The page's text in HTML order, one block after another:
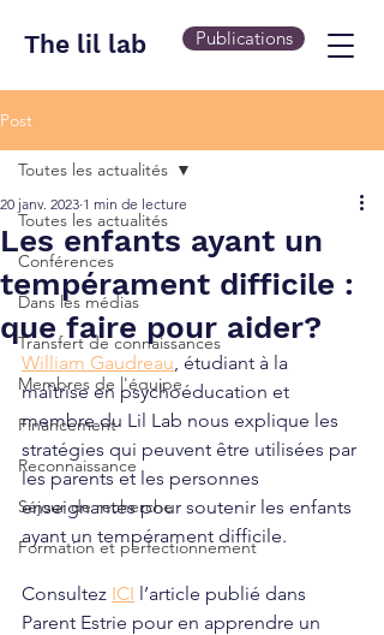
The lil lab Publications
Post
Toutes les actualités
Conférences
Dans les médias
Transfert de connaissances
Membres de l'équipe
Financement
Reconnaissance
Séjour de recherche
Formation et perfectionnement
Toutes les actualités
Les enfants ayant un
tempérament difficile :
que faire pour aider?
20 janv. 2023 1 min de lecture
William Gaudreau, étudiant à la
maîtrise en psychoéducation et
membre du Lil Lab nous explique les
stratégies qui peuvent être utilisées par
les parents et les personnes
enseignantes pour soutenir les enfants
ayant un tempérament difficile.
Consultez ICI l’article publié dans
Parent Estrie pour en apprendre un